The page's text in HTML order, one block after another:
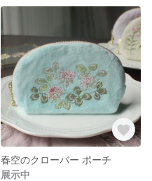
春空のクローバー ポーチ
展示中